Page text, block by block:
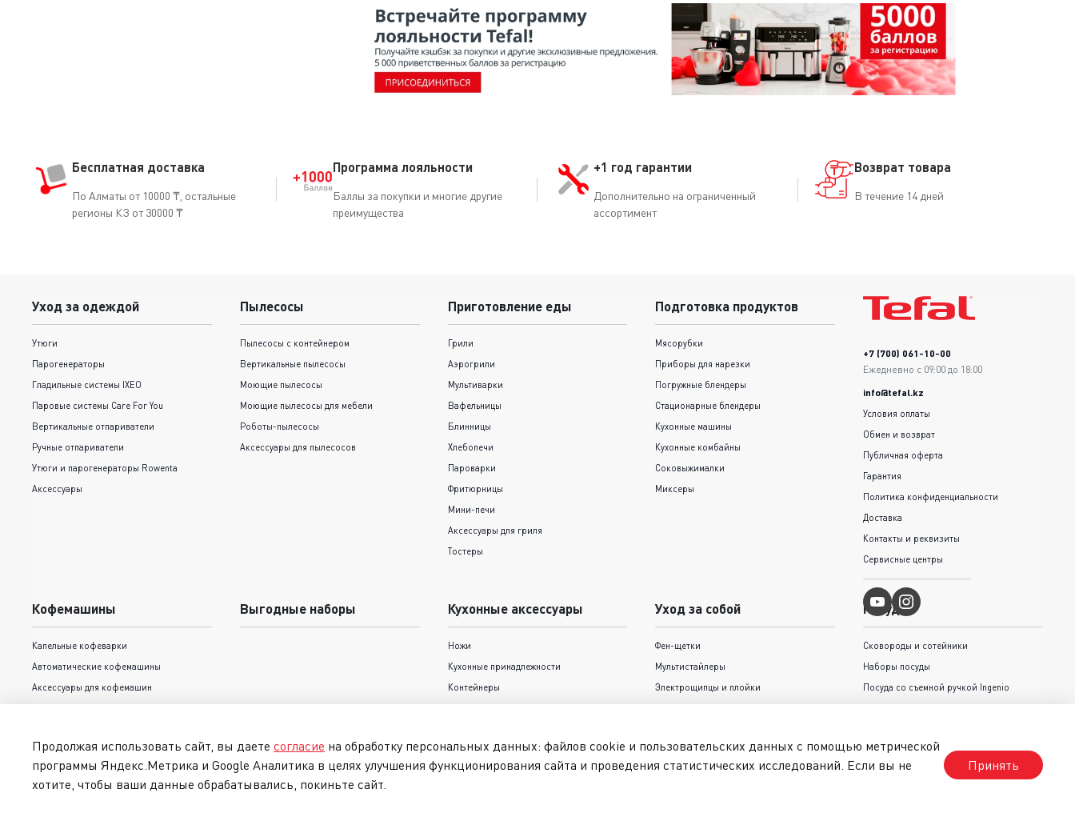
Бесплатная доставка
По Алматы от 10000 ₸, остальные
регионы КЗ от 30000 ₸
Программа лояльности
Баллы за покупки и многие другие
преимущества
+1 год гарантии
Дополнительно на ограниченный
ассортимент
Возврат товара
В течение 14 дней
Уход за одеждой
Утюги
Парогенераторы
Гладильные системы IXEO
Паровые системы Care For You
Вертикальные отпариватели
Ручные отпариватели
Утюги и парогенераторы Rowenta
Аксессуары
Пылесосы
Пылесосы с контейнером
Вертикальные пылесосы
Моющие пылесосы
Моющие пылесосы для мебели
Роботы-пылесосы
Аксессуары для пылесосов
Приготовление еды
Грили
Аэрогрили
Мультиварки
Вафельницы
Блинницы
Хлебопечи
Пароварки
Фритюрницы
Мини-печи
Аксессуары для гриля
Тостеры
Подготовка продуктов
Мясорубки
Приборы для нарезки
Погружные блендеры
Стационарные блендеры
Кухонные машины
Кухонные комбайны
Соковыжималки
Миксеры
Кофемашины
Капельные кофеварки
Автоматические кофемашины
Аксессуары для кофемашин
Выгодные наборы Кухонные аксессуары
Ножи
Кухонные принадлежности
Контейнеры
Уход за собой
Фен-щетки
Мультистайлеры
Электрощипцы и плойки
Выпрямители
Машинки для стрижки волос
Посуда
Сковороды и cотейники
Наборы посуды
Посуда со съемной ручкой Ingenio
Коллекция Jamie Oliver Tefal
Коллекция Unlimited
+7 (700) 061-10-00
Ежедневно с 09:00 до 18:00
info@tefal.kz
Условия оплаты
Обмен и возврат
Публичная оферта
Гарантия
Политика конфиденциальности
Доставка
Контакты и реквизиты
Сервисные центры
Продолжая использовать сайт, вы даете согласие на обработку персональных данных: файлов cookie и пользовательских данных с помощью метрической
программы Яндекс.Метрика и Google Аналитика в целях улучшения функционирования сайта и проведения статистических исследований. Если вы не
хотите, чтобы ваши данные обрабатывались, покиньте сайт.
Принять